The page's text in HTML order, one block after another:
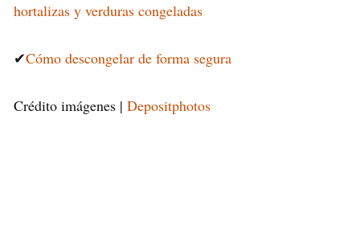
hortalizas y verduras congeladas
✔Cómo descongelar de forma segura
Crédito imágenes | Depositphotos